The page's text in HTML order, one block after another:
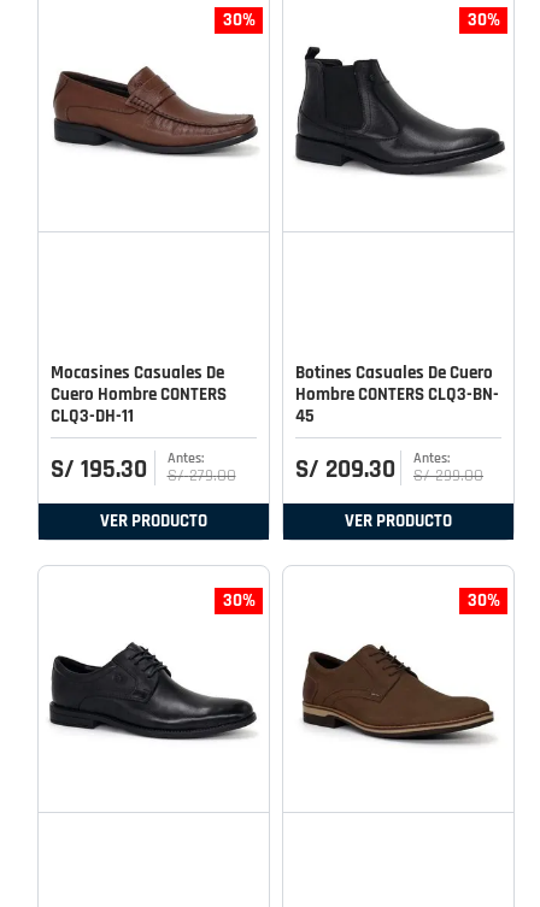
30%
Mocasines Casuales De
Cuero Hombre CONTERS
CLQ3-DH-11
S/ 195.30 S/ 279.00
VER PRODUCTO
30%
Botines Casuales De Cuero
Hombre CONTERS CLQ3-BN-
45
S/ 209.30 S/ 299.00
VER PRODUCTO
30% 30%